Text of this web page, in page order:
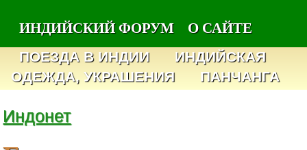
ИНДИЙСКИЙ ФОРУМ
О САЙТЕ
ПОЕЗДА В ИНДИИ
ИНДИЙСКАЯ
ОДЕЖДА, УКРАШЕНИЯ
ПАНЧАНГА
Индонет